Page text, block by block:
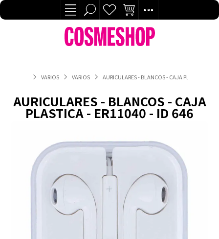
VARIOS VARIOS AURICULARES - BLANCOS - CAJA PLASTICA -
AURICULARES - BLANCOS - CAJA
PLASTICA - ER11040 - ID 646